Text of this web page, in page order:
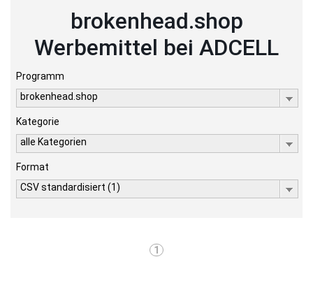
brokenhead.shop
Werbemittel bei ADCELL
Programm
brokenhead.shop
Kategorie
alle Kategorien
Format
CSV standardisiert (1)
1